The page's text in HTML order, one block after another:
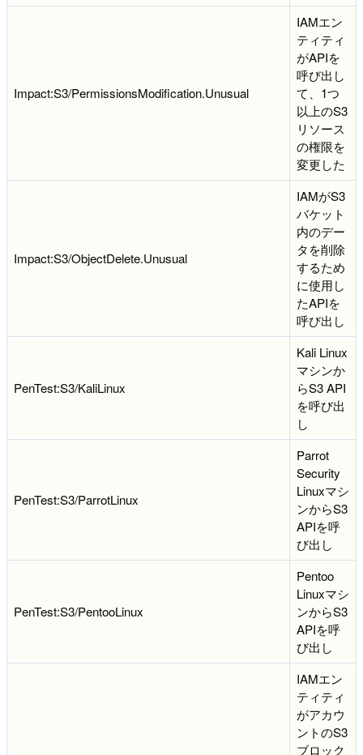
Impact:S3/PermissionsModification.Unusual
IAMエン
ティティ
がAPIを
呼び出し
て、1つ
以上のS3
リソース
の権限を
変更した
Impact:S3/ObjectDelete.Unusual
IAMがS3
バケット
内のデー
タを削除
するため
に使用し
たAPIを
呼び出し
PenTest:S3/KaliLinux
Kali Linux
マシンか
らS3 API
を呼び出
し
PenTest:S3/ParrotLinux
Parrot
Security
Linuxマシ
ンからS3
APIを呼
び出し
PenTest:S3/PentooLinux
Pentoo
Linuxマシ
ンからS3
APIを呼
び出し
IAMエン
ティティ
がアカウ
ントのS3
ブロック